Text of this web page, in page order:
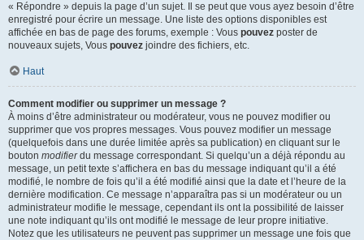
« Répondre » depuis la page d’un sujet. Il se peut que vous ayez besoin d’être
enregistré pour écrire un message. Une liste des options disponibles est
affichée en bas de page des forums, exemple : Vous pouvez poster de
nouveaux sujets, Vous pouvez joindre des fichiers, etc.
Haut
Comment modifier ou supprimer un message ?
À moins d’être administrateur ou modérateur, vous ne pouvez modifier ou
supprimer que vos propres messages. Vous pouvez modifier un message
(quelquefois dans une durée limitée après sa publication) en cliquant sur le
bouton modifierdu message correspondant. Si quelqu’un a déjà répondu au
message, un petit texte s’affichera en bas du message indiquant qu’il a été
modifié, le nombre de fois qu’il a été modifié ainsi que la date et l’heure de la
dernière modification. Ce message n’apparaîtra pas si un modérateur ou un
administrateur modifie le message, cependant ils ont la possibilité de laisser
une note indiquant qu’ils ont modifié le message de leur propre initiative.
Notez que les utilisateurs ne peuvent pas supprimer un message une fois que